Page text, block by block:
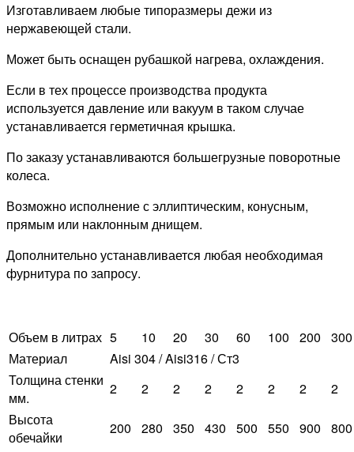
Изготавливаем любые типоразмеры дежи из
нержавеющей стали.
Может быть оснащен рубашкой нагрева, охлаждения.
Если в тех процессе производства продукта
используется давление или вакуум в таком случае
устанавливается герметичная крышка.
По заказу устанавливаются большегрузные поворотные
колеса.
Возможно исполнение с эллиптическим, конусным,
прямым или наклонным днищем.
Дополнительно устанавливается любая необходимая
фурнитура по запросу.
Объем в литрах 5 10 20 30 60 100 200
300
Материал
Aisi 304 / Aisi316 / Ст3
Толщина стенки
мм.
2 2 2 2 2 2 2
2
Высота
обечайки
200 280 350 430 500 550 900
800